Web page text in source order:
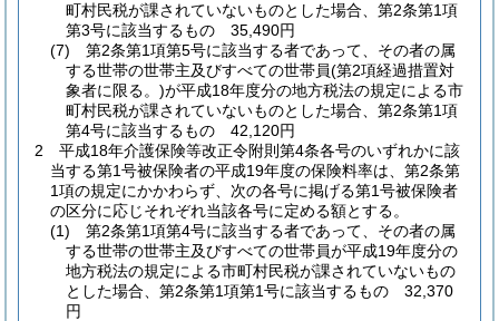
町村民税が課されていないものとした場合、第2条第1項
第3号に該当するもの 35,490円
(7)
第2条第1項第5号に該当する者であって、その者の属
する世帯の世帯主及びすべての世帯員(第2項経過措置対
象者に限る。)が平成18年度分の地方税法の規定による市
町村民税が課されていないものとした場合、第2条第1項
第4号に該当するもの 42,120円
2
平成18年介護保険等改正令附則第4条各号のいずれかに該
当する第1号被保険者の平成19年度の保険料率は、第2条第
1項の規定にかかわらず、次の各号に掲げる第1号被保険者
の区分に応じそれぞれ当該各号に定める額とする。
(1)
第2条第1項第4号に該当する者であって、その者の属
する世帯の世帯主及びすべての世帯員が平成19年度分の
地方税法の規定による市町村民税が課されていないもの
とした場合、第2条第1項第1号に該当するもの 32,370
円